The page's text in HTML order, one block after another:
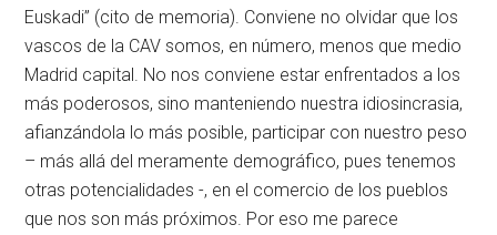
Euskadi” (cito de memoria). Conviene no olvidar que los
vascos de la CAV somos, en número, menos que medio
Madrid capital. No nos conviene estar enfrentados a los
más poderosos, sino manteniendo nuestra idiosincrasia,
afianzándola lo más posible, participar con nuestro peso
– más allá del meramente demográfico, pues tenemos
otras potencialidades -, en el comercio de los pueblos
que nos son más próximos. Por eso me parece